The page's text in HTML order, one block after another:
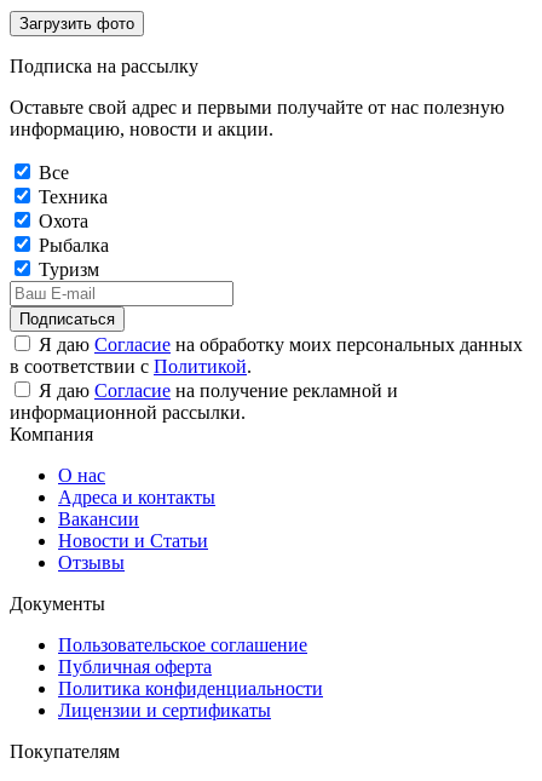
Загрузить фото
Подписка на рассылку
Оставьте свой адрес и первыми получайте от нас полезную
информацию, новости и акции.
Все
Техника
Охота
Рыбалка
Туризм
Подписаться
Я даю Согласие на обработку моих персональных данных
в соответствии с Политикой.
Я даю Согласие на получение рекламной и
информационной рассылки.
Компания
О нас
Адреса и контакты
Вакансии
Новости и Статьи
Отзывы
Документы
Пользовательское соглашение
Публичная оферта
Политика конфиденциальности
Лицензии и сертификаты
Покупателям